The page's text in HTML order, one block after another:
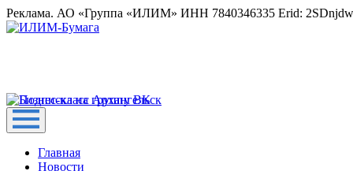
Реклама. АО «Группа «ИЛИМ» ИНН 7840346335 Erid:
Главная
Новости